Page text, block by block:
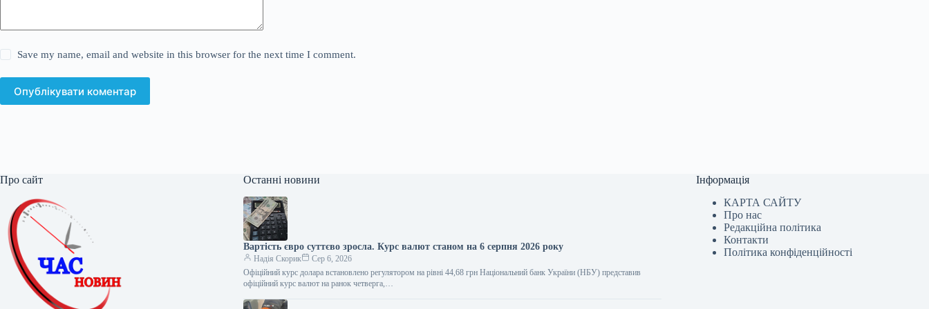
Save my name, email and website in this browser for the next time I comment.
Опублікувати коментар
Про сайт Останні новини
Вартість євро суттєво зросла. Курс валют станом на 6 серпня 2026 року
Надія Скорик
Сер 6, 2026
Офіційний курс долара встановлено регулятором на рівні 44,68 грн Національний банк України (НБУ) представив
офіційний курс валют на ранок четверга,…
Інформація
КАРТА САЙТУ
Про нас
Редакційна політика
Контакти
Політика конфіденційності